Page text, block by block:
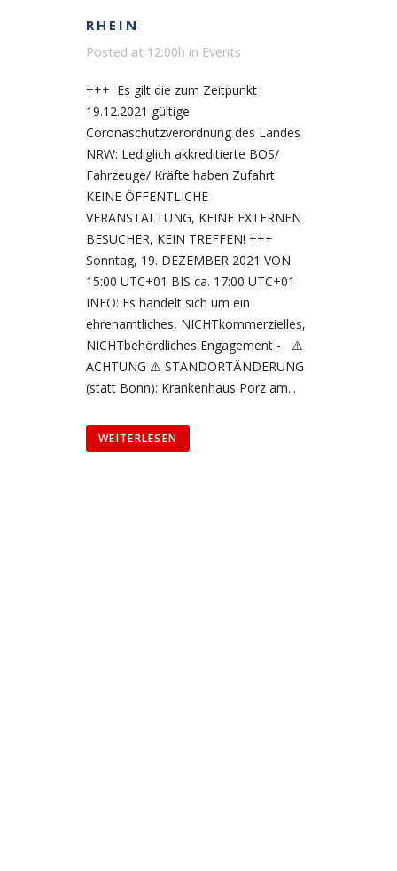
RHEIN
Posted at 12:00h in Events
+++ Es gilt die zum Zeitpunkt
19.12.2021 gültige
Coronaschutzverordnung des Landes
NRW: Lediglich akkreditierte BOS/
Fahrzeuge/ Kräfte haben Zufahrt:
KEINE ÖFFENTLICHE
VERANSTALTUNG, KEINE EXTERNEN
BESUCHER, KEIN TREFFEN! +++
Sonntag, 19. DEZEMBER 2021 VON
15:00 UTC+01 BIS ca. 17:00 UTC+01
INFO: Es handelt sich um ein
ehrenamtliches, NICHTkommerzielles,
NICHTbehördliches Engagement - ⚠️
ACHTUNG ⚠️ STANDORTÄNDERUNG
(statt Bonn): Krankenhaus Porz am...
WEITERLESEN